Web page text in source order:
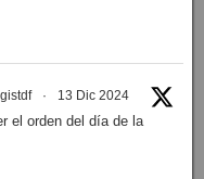
· 13 Dic 2024
el orden del día de la